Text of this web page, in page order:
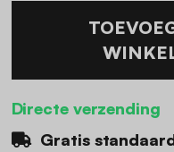
Directe verzending
Gratis